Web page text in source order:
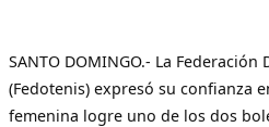
SANTO DOMINGO.- La
(Fedotenis) expresó su confianza
femenina logre uno de los dos